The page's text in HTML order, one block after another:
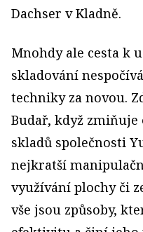
Dachser v Kladně.
Mnohdy ale cesta k
skladování
techniky za novou.
Budař, když
skladů společnosti
nejkratší
využívání plochy či
vše jsou způsoby,